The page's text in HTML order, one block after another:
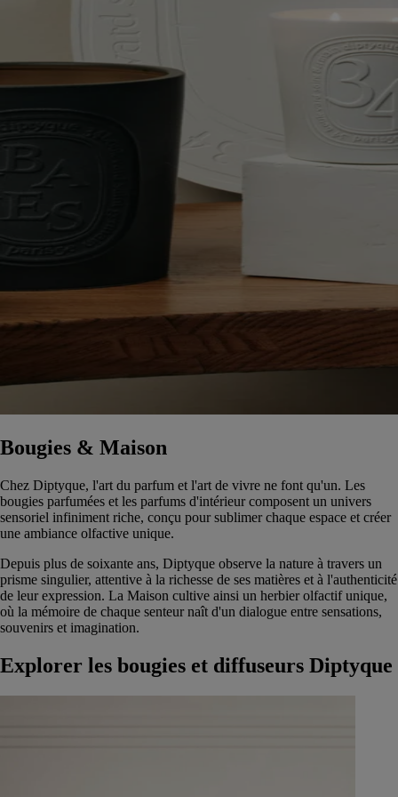
Bougies & Maison
Chez Diptyque, l'art du parfum et l'art de vivre ne font qu'un. Les
bougies parfumées et les parfums d'intérieur composent un univers
sensoriel infiniment riche, conçu pour sublimer chaque espace et créer
une ambiance olfactive unique.
Depuis plus de soixante ans, Diptyque observe la nature à travers un
prisme singulier, attentive à la richesse de ses matières et à l'authenticité
de leur expression. La Maison cultive ainsi un herbier olfactif unique,
où la mémoire de chaque senteur naît d'un dialogue entre sensations,
souvenirs et imagination.
Explorer les bougies et diffuseurs Diptyque